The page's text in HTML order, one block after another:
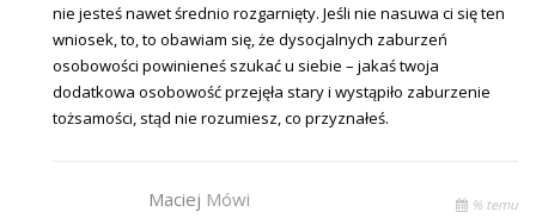
nie jesteś nawet średnio rozgarnięty. Jeśli nie nasuwa ci się ten
wniosek, to, to obawiam się, że dysocjalnych zaburzeń
osobowości powinieneś szukać u siebie – jakaś twoja
dodatkowa osobowość przejęła stary i wystąpiło zaburzenie
tożsamości, stąd nie rozumiesz, co przyznałeś.
Maciej Mówi % temu